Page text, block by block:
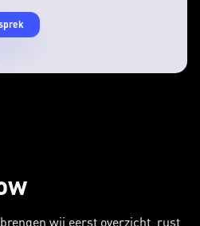
brengen wij eerst overzicht, rust